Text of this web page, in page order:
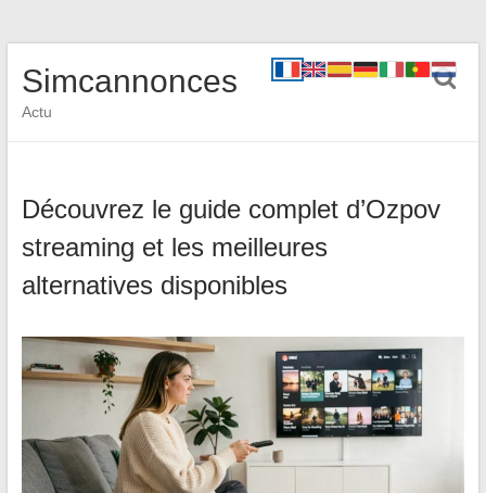
Simcannonces
Actu
Découvrez le guide complet d’Ozpov
streaming et les meilleures
alternatives disponibles